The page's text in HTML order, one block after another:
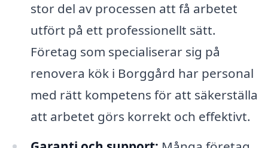
stor del av processen att få arbetet
utfört på ett professionellt sätt.
Företag som specialiserar sig på
renovera kök i Borggård har personal
med rätt kompetens för att säkerställa
att arbetet görs korrekt och effektivt.